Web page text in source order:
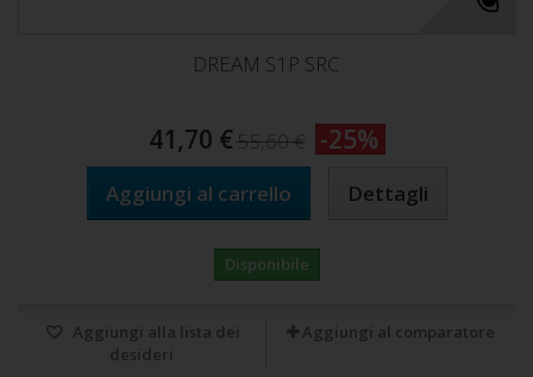
DREAM S1P SRC
41,70 €55,60 € -25%
Aggiungi al carrello Dettagli
Disponibile
Aggiungi alla lista dei
desideri
Aggiungi al comparatore